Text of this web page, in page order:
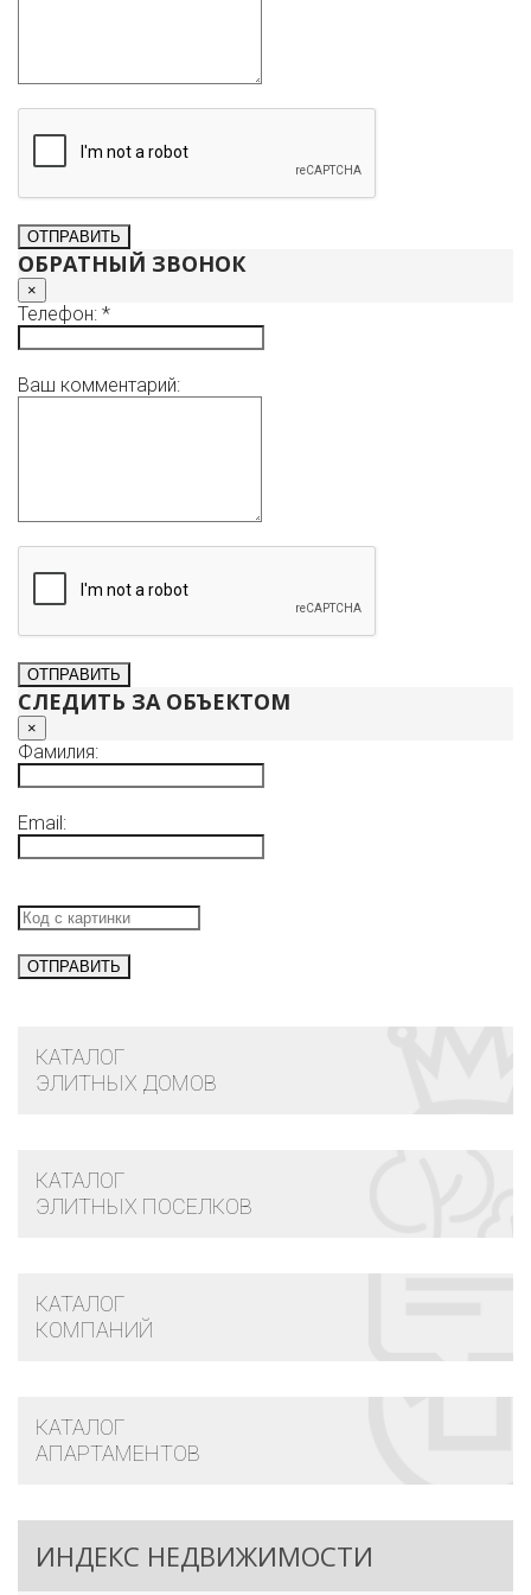
комплексные инженерные решения: подстанция, два
генератора, собственная скважина, две газовые
котельные. Во всех домах установлены системы
приточно-вытяжной вентиляции и кондиционирования. В
случае заинтересованности мы готовы представить
исчерпывающую дополнительную информацию об
объекте.
ОБРАТНЫЙ ЗВОНОК
×
Телефон: *
Ваш комментарий:
СЛЕДИТЬ ЗА ОБЪЕКТОМ
×
Фамилия:
Email:
КАТАЛОГ
ЭЛИТНЫХ ДОМОВ
КАТАЛОГ
ЭЛИТНЫХ ПОСЕЛКОВ
КАТАЛОГ
КОМПАНИЙ
КАТАЛОГ
АПАРТАМЕНТОВ
ИНДЕКС НЕДВИЖИМОСТИ